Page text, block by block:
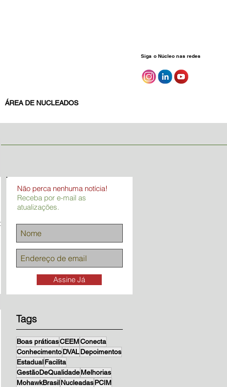
Siga o Núcleo nas redes
ÁREA DE NUCLEADOS
Não perca nenhuma notícia!
Receba por e-mail as
atualizações.
Assine Já
Tags
Boas práticasCEEMConecta
ConhecimentoDVALDepoimentos
EstadualFacilita
GestãoDeQualidadeMelhorias
MohawkBrasilNucleadasPCIM